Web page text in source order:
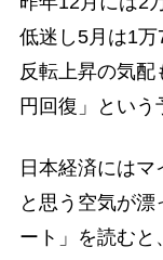
低迷し5月は1万
反転上昇の気
円回復」という
日本経済には
と思う空気が
ート」を読むと